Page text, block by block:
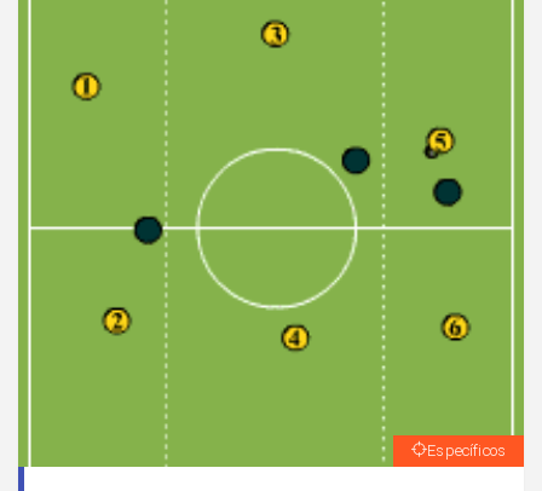
Específicos